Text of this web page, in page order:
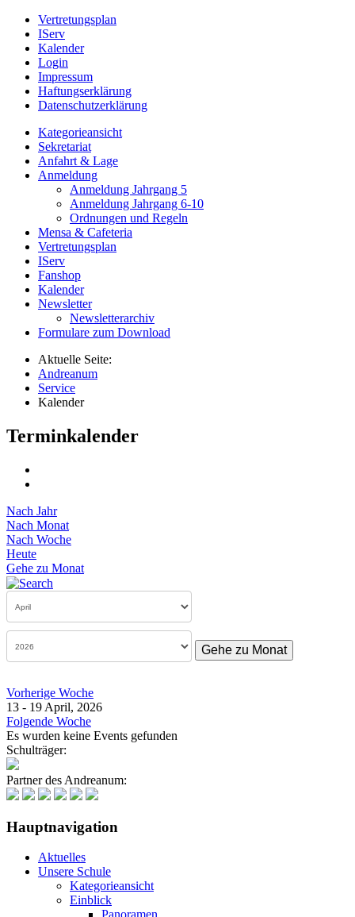
Vertretungsplan
IServ
Kalender
Login
Impressum
Haftungserklärung
Datenschutzerklärung
Kategorieansicht
Sekretariat
Anfahrt & Lage
Anmeldung
Anmeldung Jahrgang 5
Anmeldung Jahrgang 6-10
Ordnungen und Regeln
Mensa & Cafeteria
Vertretungsplan
IServ
Fanshop
Kalender
Newsletter
Newsletterarchiv
Formulare zum Download
Aktuelle Seite:
Andreanum
Service
Kalender
Terminkalender
Nach Jahr
Nach Monat
Nach Woche
Heute
Gehe zu Monat
Gehe zu Monat
Vorherige Woche
13 - 19 April, 2026
Folgende Woche
Es wurden keine Events gefunden
Schulträger:
Partner des Andreanum:
Hauptnavigation
Aktuelles
Unsere Schule
Kategorieansicht
Einblick